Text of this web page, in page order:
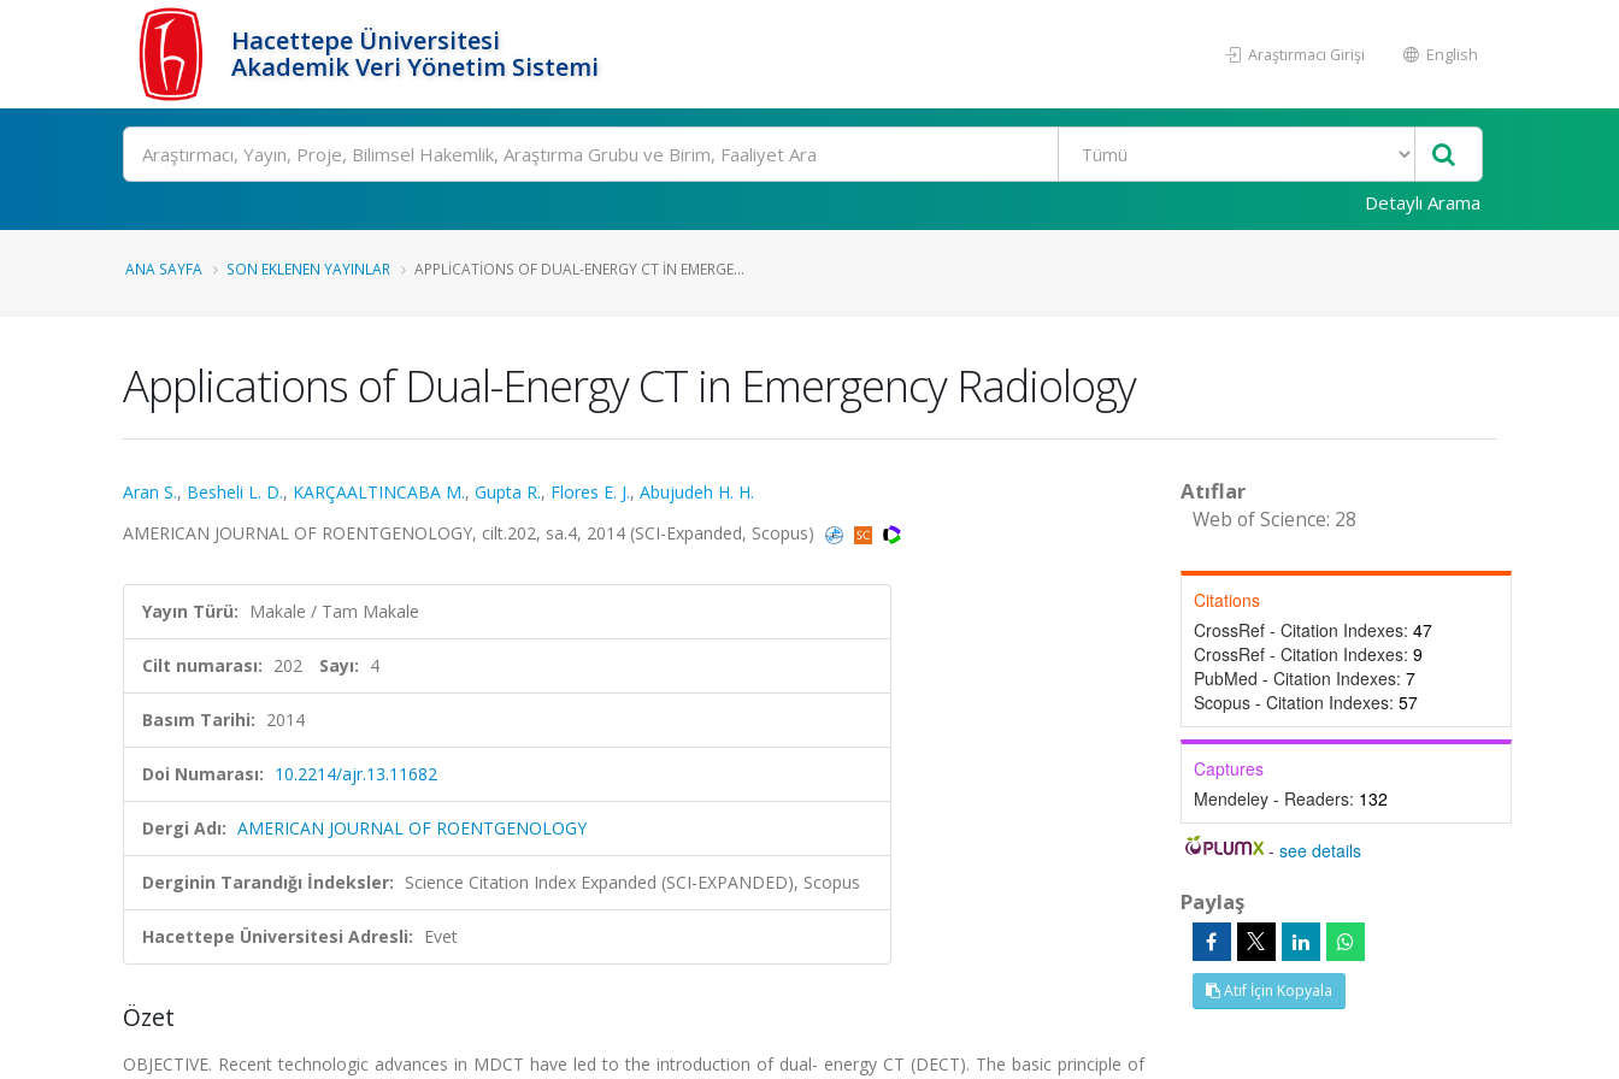
Hacettepe Üniversitesi
Akademik Veri Yönetim Sistemi
Araştırmacı Girişi English
Ara
Detaylı Arama
ANA SAYFA SON EKLENEN YAYINLAR APPLICATIONS OF DUAL-ENERGY CT IN EMERGE...
Applications of Dual-Energy CT in Emergency Radiology
Aran S., Besheli L. D., KARÇAALTINCABA M., Gupta R., Flores E. J., Abujudeh H. H.
AMERICAN JOURNAL OF ROENTGENOLOGY, cilt.202, sa.4, 2014 (SCI-Expanded, Scopus)
Yayın Türü: Makale / Tam Makale
Cilt numarası: 202 Sayı: 4
Basım Tarihi: 2014
Doi Numarası: 10.2214/ajr.13.11682
Dergi Adı: AMERICAN JOURNAL OF ROENTGENOLOGY
Derginin Tarandığı İndeksler: Science Citation Index Expanded (SCI-EXPANDED), Scopus
Hacettepe Üniversitesi Adresli: Evet
Özet
OBJECTIVE. Recent technologic advances in MDCT have led to the introduction of dual- energy CT (DECT). The basic principle of
Atıflar
Web of Science: 28
Citations
CrossRef - Citation Indexes: 47
CrossRef - Citation Indexes: 9
PubMed - Citation Indexes: 7
Scopus - Citation Indexes: 57
Captures
Mendeley - Readers: 132
-see details
Paylaş
Atıf İçin Kopyala